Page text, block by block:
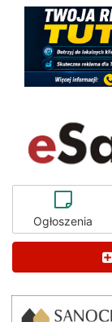
Ogłoszenia